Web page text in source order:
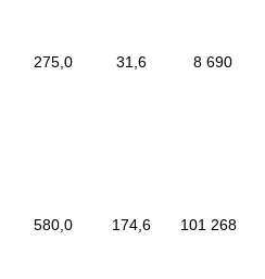
275,0 31,6 8 690
580,0 174,6 101 268